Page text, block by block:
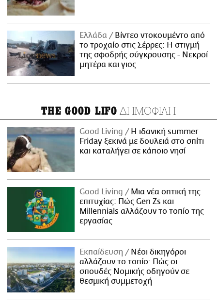
Ελλάδα
Βίντεο ντοκουμέντο από
το τροχαίο στις Σέρρες: Η στιγμή
της σφοδρής σύγκρουσης - Νεκροί
μητέρα και γιος
THE GOOD LIFO ΔΗΜΟΦΙΛΗ
Good Living
Η ιδανική summer
Friday ξεκινά με δουλειά στο σπίτι
και καταλήγει σε κάποιο νησί
Good Living
Μια νέα οπτική της
επιτυχίας: Πώς Gen Zs και
Millennials αλλάζουν το τοπίο της
εργασίας
Εκπαίδευση
Νέοι δικηγόροι
αλλάζουν το τοπίο: Πώς οι
σπουδές Νομικής οδηγούν σε
θεσμική συμμετοχή